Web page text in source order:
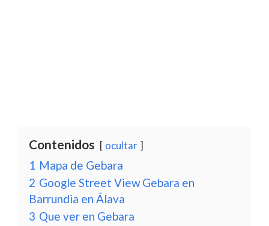
Contenidos ocultar
1 Mapa de Gebara
2 Google Street View Gebara en
Barrundia en Álava
3 Que ver en Gebara